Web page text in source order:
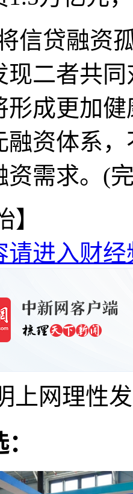
贷融资孤
现二者共
形成更加
融资体系
资需求。(
】
请进入财经
上网理性